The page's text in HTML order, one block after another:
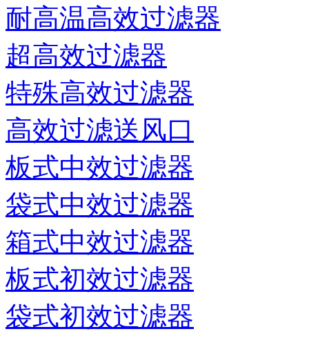
耐高温高效过滤器
超高效过滤器
特殊高效过滤器
高效过滤送风口
板式中效过滤器
袋式中效过滤器
箱式中效过滤器
板式初效过滤器
袋式初效过滤器